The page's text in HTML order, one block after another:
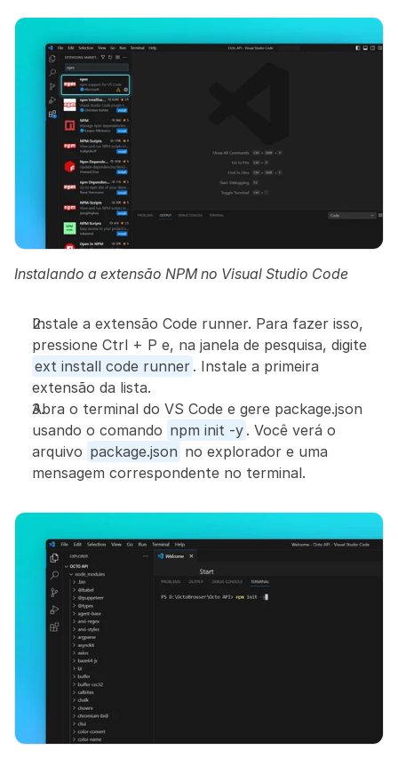
Instalando a extensão NPM no Visual Studio Code
Instale a extensão Code runner. Para fazer isso,
ext install code runner . Instale a primeira
extensão da lista.
Abra o terminal do VS Code e gere package.json
usando o comando npm init -y . Você verá o
arquivo package.json no explorador e uma
mensagem correspondente no terminal.